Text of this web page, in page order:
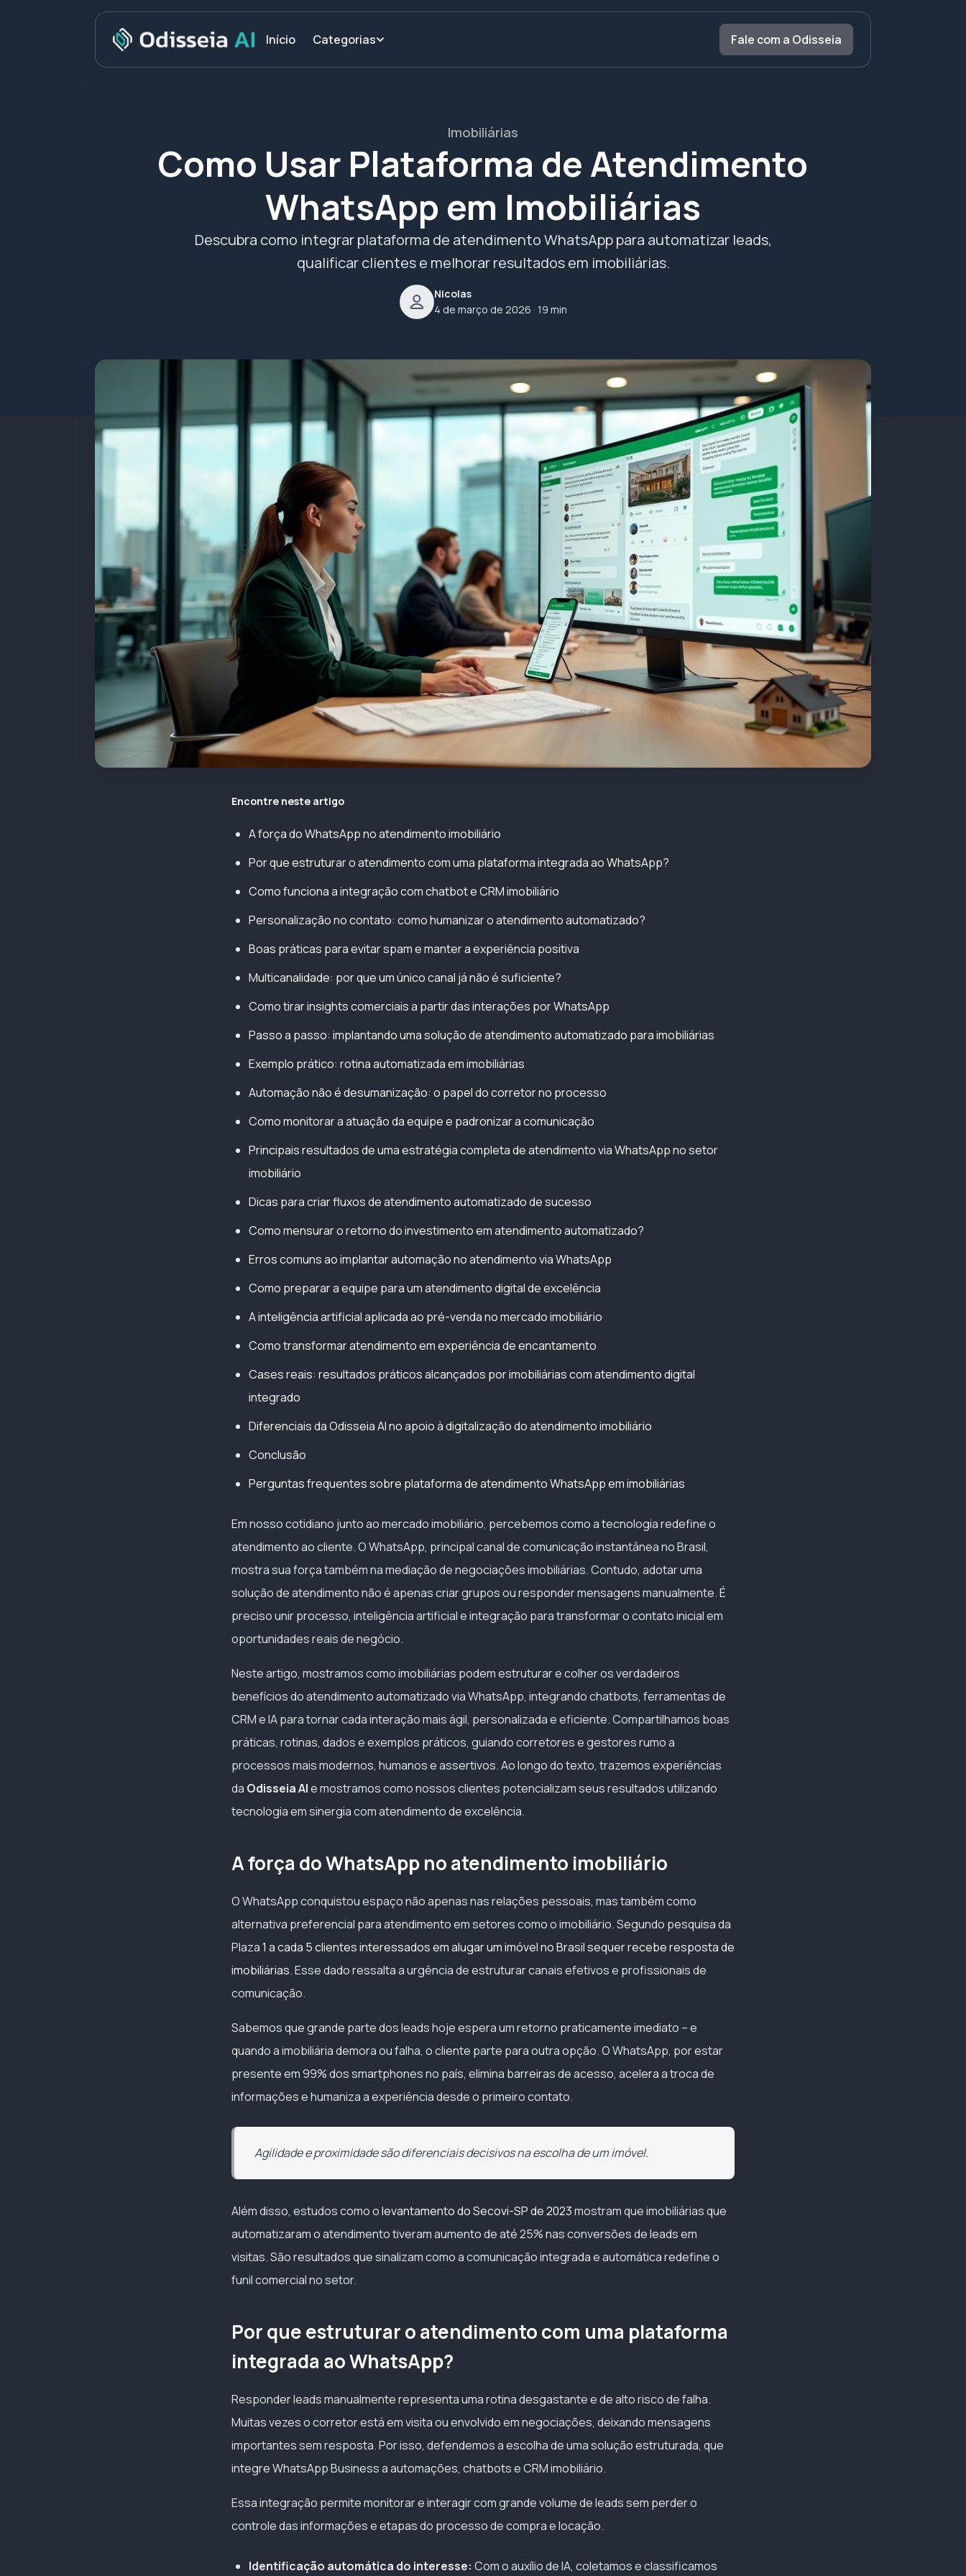
Início Categorias Fale com a Odisseia
Imobiliárias
Como Usar Plataforma de Atendimento
WhatsApp em Imobiliárias
Descubra como integrar plataforma de atendimento WhatsApp para automatizar leads,
qualificar clientes e melhorar resultados em imobiliárias.
Nicolas
4 de março de 2026 · 19 min
Encontre neste artigo
A força do WhatsApp no atendimento imobiliário
Por que estruturar o atendimento com uma plataforma integrada ao WhatsApp?
Como funciona a integração com chatbot e CRM imobiliário
Personalização no contato: como humanizar o atendimento automatizado?
Boas práticas para evitar spam e manter a experiência positiva
Multicanalidade: por que um único canal já não é suficiente?
Como tirar insights comerciais a partir das interações por WhatsApp
Passo a passo: implantando uma solução de atendimento automatizado para imobiliárias
Exemplo prático: rotina automatizada em imobiliárias
Automação não é desumanização: o papel do corretor no processo
Como monitorar a atuação da equipe e padronizar a comunicação
Principais resultados de uma estratégia completa de atendimento via WhatsApp no setor
imobiliário
Dicas para criar fluxos de atendimento automatizado de sucesso
Como mensurar o retorno do investimento em atendimento automatizado?
Erros comuns ao implantar automação no atendimento via WhatsApp
Como preparar a equipe para um atendimento digital de excelência
A inteligência artificial aplicada ao pré-venda no mercado imobiliário
Como transformar atendimento em experiência de encantamento
Cases reais: resultados práticos alcançados por imobiliárias com atendimento digital
integrado
Diferenciais da Odisseia AI no apoio à digitalização do atendimento imobiliário
Conclusão
Perguntas frequentes sobre plataforma de atendimento WhatsApp em imobiliárias
Em nosso cotidiano junto ao mercado imobiliário, percebemos como a tecnologia redefine o
atendimento ao cliente. O WhatsApp, principal canal de comunicação instantânea no Brasil,
mostra sua força também na mediação de negociações imobiliárias. Contudo, adotar uma
solução de atendimento não é apenas criar grupos ou responder mensagens manualmente. É
preciso unir processo, inteligência artificial e integração para transformar o contato inicial em
oportunidades reais de negócio.
Neste artigo, mostramos como imobiliárias podem estruturar e colher os verdadeiros
benefícios do atendimento automatizado via WhatsApp, integrando chatbots, ferramentas de
CRM e IA para tornar cada interação mais ágil, personalizada e eficiente. Compartilhamos boas
práticas, rotinas, dados e exemplos práticos, guiando corretores e gestores rumo a
processos mais modernos, humanos e assertivos. Ao longo do texto, trazemos experiências
da Odisseia AIe mostramos como nossos clientes potencializam seus resultados utilizando
tecnologia em sinergia com atendimento de excelência.
A força do WhatsApp no atendimento imobiliário
O WhatsApp conquistou espaço não apenas nas relações pessoais, mas também como
alternativa preferencial para atendimento em setores como o imobiliário. Segundo pesquisa da
Plaza1 a cada 5 clientes interessados em alugar um imóvel no Brasil sequer recebe resposta de
imobiliárias. Esse dado ressalta a urgência de estruturar canais efetivos e profissionais de
comunicação.
Sabemos que grande parte dos leads hoje espera um retorno praticamente imediato – e
quando a imobiliária demora ou falha, o cliente parte para outra opção. O WhatsApp, por estar
presente em 99% dos smartphones no país, elimina barreiras de acesso, acelera a troca de
informações e humaniza a experiência desde o primeiro contato.
Agilidade e proximidade são diferenciais decisivos na escolha de um imóvel.
Além disso, estudos como olevantamento do Secovi-SP de 2023mostram que imobiliárias que
automatizaram o atendimento tiveram aumento de até 25% nas conversões de leads em
visitas. São resultados que sinalizam como a comunicação integrada e automática redefine o
funil comercial no setor.
Por que estruturar o atendimento com uma plataforma
integrada ao WhatsApp?
Responder leads manualmente representa uma rotina desgastante e de alto risco de falha.
Muitas vezes o corretor está em visita ou envolvido em negociações, deixando mensagens
importantes sem resposta. Por isso, defendemos a escolha de uma solução estruturada, que
integre WhatsApp Business a automações, chatbots e CRM imobiliário.
Essa integração permite monitorar e interagir com grande volume de leads sem perder o
controle das informações e etapas do processo de compra e locação.
Identificação automática do interesse: Com o auxílio de IA, coletamos e classificamos